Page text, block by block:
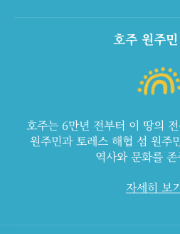
호주 원주
호주는 6만년 전부터 이 땅의
원주민과 토레스 해협 섬 원주
역사와 문화를
자세히 보